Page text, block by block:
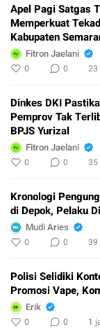
Apel Pagi Satgas
Memperkuat
Kabupaten
Fitron Jaelani
0 0 23
Dinkes DKI
Pemprov Tak
BPJS Yurizal
Fitron Jaelani
0 0 35
Kronologi
di Depok, Pelaku
Mudi Aries
0 0 39
Polisi Selidiki
Promosi Vape,
Erik
0 0 1